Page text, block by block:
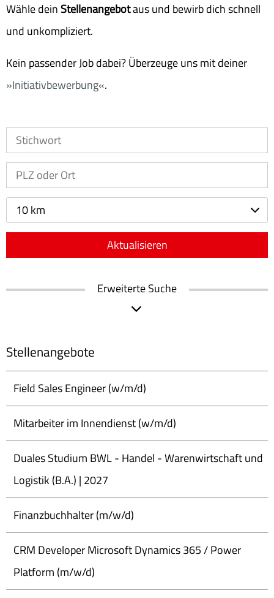
Wähle deinStellenangebotaus und bewirb dich schnell
und unkompliziert.
Kein passender Job dabei? Überzeuge uns mit deiner
Initiativbewerbung .
10 km
Aktualisieren
Erweiterte Suche
Stellenangebote
Field Sales Engineer (w/m/d)
Mitarbeiter im Innendienst (w/m/d)
Duales Studium BWL - Handel - Warenwirtschaft und
Logistik (B.A.) | 2027
Finanzbuchhalter (m/w/d)
CRM Developer Microsoft Dynamics 365 / Power
Platform (m/w/d)